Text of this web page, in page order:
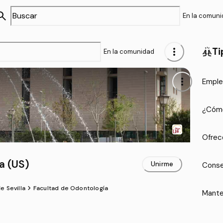
En la comunidad more_vert
more_vert
(US) Unirme
Sevillachevron_forward Facultad de Odontología
cheer
En la